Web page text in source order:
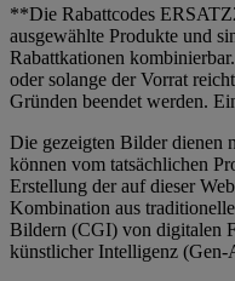
**Die Rabattcodes
ausgewählte Produkte und
Rabattkationen
oder solange der Vorrat
Gründen beendet werden.
Die gezeigten Bilder dienen
können vom tatsächlichen
Erstellung der auf dieser
Kombination aus
Bildern (CGI) von digitalen
künstlicher Intelligenz (Gen-